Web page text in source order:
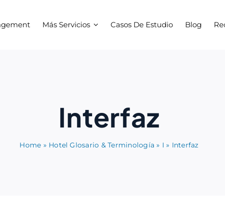
Más Servicios Casos De Estudio Blog
Interfaz
Home » Hotel Glosario & Terminología » I » Interfaz